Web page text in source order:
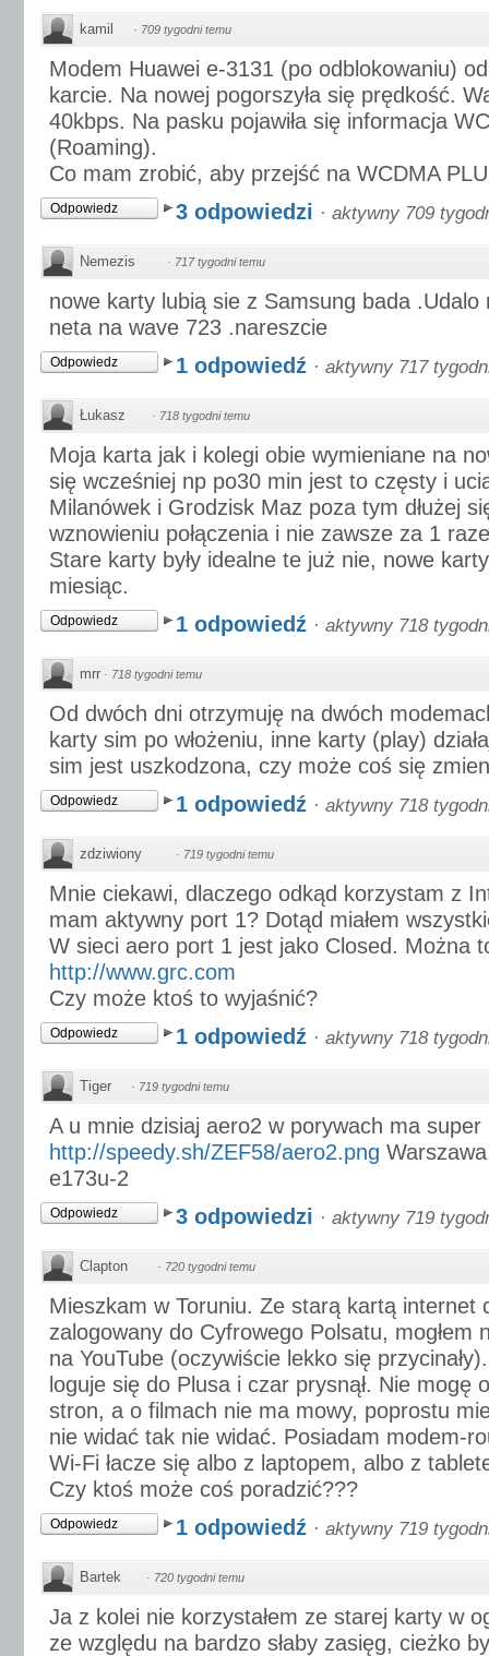
kamil · 709 tygodni temu
Modem Huawei e-3131 (po odblokowaniu)
karcie. Na nowej pogorszyła się prędkość.
40kbps. Na pasku pojawiła się informacja
(Roaming).
Co mam zrobić, aby przejść na WCDMA
Odpowiedz 3 odpowiedzi · aktywny 709
Nemezis · 717 tygodni temu
nowe karty lubią sie z Samsung bada .Udalo
neta na wave 723 .nareszcie
Odpowiedz 1 odpowiedź · aktywny 717
Łukasz · 718 tygodni temu
Moja karta jak i kolegi obie wymieniane na
się wcześniej np po30 min jest to częsty i
Milanówek i Grodzisk Maz poza tym dłużej
wznowieniu połączenia i nie zawsze za 1
Stare karty były idealne te już nie, nowe
miesiąc.
Odpowiedz 1 odpowiedź · aktywny 718
mrr · 718 tygodni temu
Od dwóch dni otrzymuję na dwóch
karty sim po włożeniu, inne karty (play)
sim jest uszkodzona, czy może coś się
Odpowiedz 1 odpowiedź · aktywny 718
zdziwiony · 719 tygodni temu
Mnie ciekawi, dlaczego odkąd korzystam z
mam aktywny port 1? Dotąd miałem
W sieci aero port 1 jest jako Closed. Można
http://www.grc.com
Czy może ktoś to wyjaśnić?
Odpowiedz 1 odpowiedź · aktywny 718
Tiger · 719 tygodni temu
A u mnie dzisiaj aero2 w porywach ma super
http://speedy.sh/ZEF58/aero2.png
e173u-2
Odpowiedz 3 odpowiedzi · aktywny 719
Clapton · 720 tygodni temu
Mieszkam w Toruniu. Ze starą kartą internet
zalogowany do Cyfrowego Polsatu, mogłem
na YouTube (oczywiście lekko się
loguje się do Plusa i czar prysnął. Nie mogę
stron, a o filmach nie ma mowy, poprostu
nie widać tak nie widać. Posiadam modem-
Wi-Fi łacze się albo z laptopem, albo z
Czy ktoś może coś poradzić???
Odpowiedz 1 odpowiedź · aktywny 719
Bartek · 720 tygodni temu
Ja z kolei nie korzystałem ze starej karty w
ze względu na bardzo słaby zasięg, cieżko